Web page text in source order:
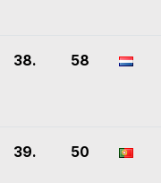
38. 58
39. 50